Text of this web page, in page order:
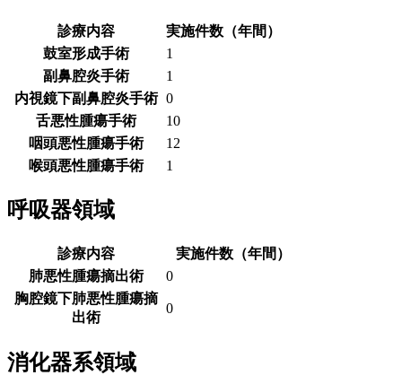
診療内容
実施件数（年間）
鼓室形成手術
1
副鼻腔炎手術
1
内視鏡下副鼻腔炎手術 0
舌悪性腫瘍手術
10
咽頭悪性腫瘍手術
12
喉頭悪性腫瘍手術
1
呼吸器領域
診療内容
実施件数（年間）
肺悪性腫瘍摘出術
0
胸腔鏡下肺悪性腫瘍摘
出術
0
消化器系領域